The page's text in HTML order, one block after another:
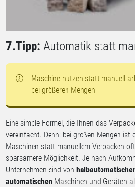
7.Tipp: Automatik statt
Maschine nutzen statt manuell
bei größeren Mengen
Eine simple Formel, die Ihnen das
vereinfacht. Denn: bei großen Mengen ist
Maschinen statt manuellem Verpacken
sparsamere Möglichkeit. Je nach
Unternehmen sind von
automatischen Maschinen und Geräten